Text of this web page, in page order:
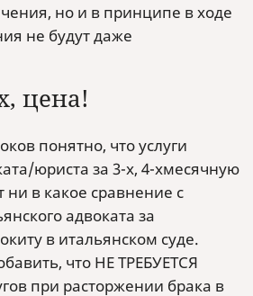
но и в принципе в ходе
не будут даже
цена!
понятно, что услуги
юриста за 3-х, 4-хмесячную
ни в какое сравнение с
адвоката за
в итальянском суде.
что НЕ ТРЕБУЕТСЯ
при расторжении брака в